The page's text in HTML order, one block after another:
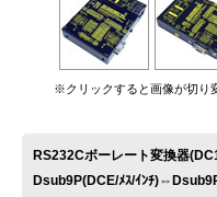
※クリックすると画像が切り
RS232Cボーレート変換器
Dsub9P(DCE/ﾒｽ/ｲﾝﾁ